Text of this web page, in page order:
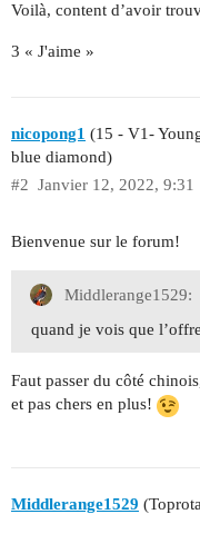
Voilà, content d’avoir
3 « J'aime »
nicopong1 (15 - V1-
blue diamond)
Janvier 12, 2022, 9:31
#2
Bienvenue sur le forum!
Middlerange1529:
quand je vois que
Faut passer du côté
et pas chers en plus!
Middlerange1529